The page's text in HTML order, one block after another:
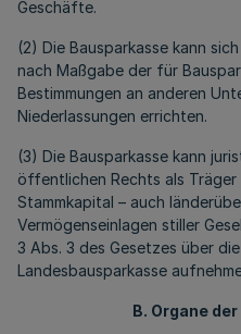
Geschäfte.
(2) Die Bausparkasse kann
nach Maßgabe der für
Bestimmungen an anderen
Niederlassungen errichten.
(3) Die Bausparkasse kann
öffentlichen Rechts als Träger
Stammkapital – auch
Vermögenseinlagen stiller
3 Abs. 3 des Gesetzes über
Landesbausparkasse
B. Organe